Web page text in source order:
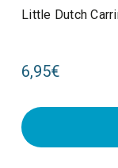
Little Dutch
6,95€